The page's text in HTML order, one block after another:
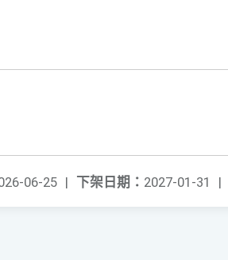
下架日期： 2027-01-31 |
06-25 |